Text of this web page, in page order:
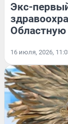
Экс-
Областную
16 июля, 2026,